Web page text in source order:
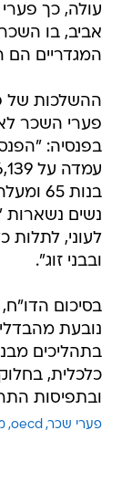
עולה, כך
אביב, בו
המגדריים הם
ההשלכות של
פערי השכר
נשים נשארות
לעוני, לתלות
ובבני זוג".
בסיכום
נובעת
בתהליכים
כלכלית,
ובתפיסות
פערי שכר oecd